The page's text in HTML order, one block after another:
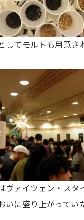
してモルトも用意さ
ヴァイツェン・スタ
いに盛り上がってい